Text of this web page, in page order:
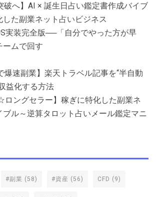
破へ】AI × 誕生日占い鑑定書作成バイブ
した副業ネット占いビジネス
実装完全版──「自分でやった方が早
ームで回す
爆速副業】楽天トラベル記事を“半自動
益化する方法
ロングセラー】稼ぎに特化した副業ネ
ブル～逆算タロット占いメール鑑定マニ
#副業 (58) #資産 (56) CFD (9)